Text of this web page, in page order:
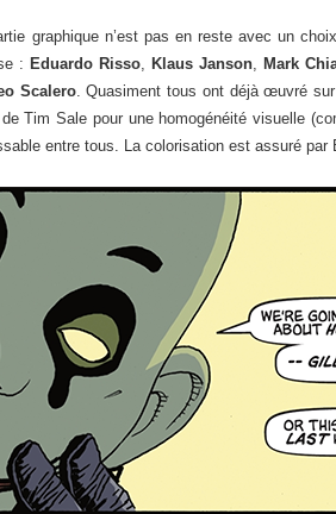
graphique n’est pas en reste avec un
: Eduardo Risso, Klaus Janson, Mark
Scalero. Quasiment tous ont déjà œuvré
Tim Sale pour une homogénéité visuelle
entre tous. La colorisation est assuré par